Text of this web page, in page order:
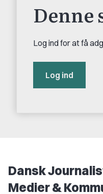
Denne
Log ind for at få
Log ind
Dansk
Medier &